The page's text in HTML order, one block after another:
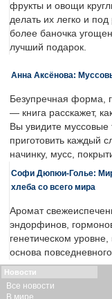
фрукты и овощи
делать их легко и под
более баночка
лучший подарок.
Анна Аксёнова:
Безупречная форма,
— книга расскажет,
Вы увидите муссовые
приготовить каждый
начинку, мусс,
Софи Дюпюи-Голье:
хлеба со всего мира
Аромат
эндорфинов,
генетическом
основа
Новости
Все новости